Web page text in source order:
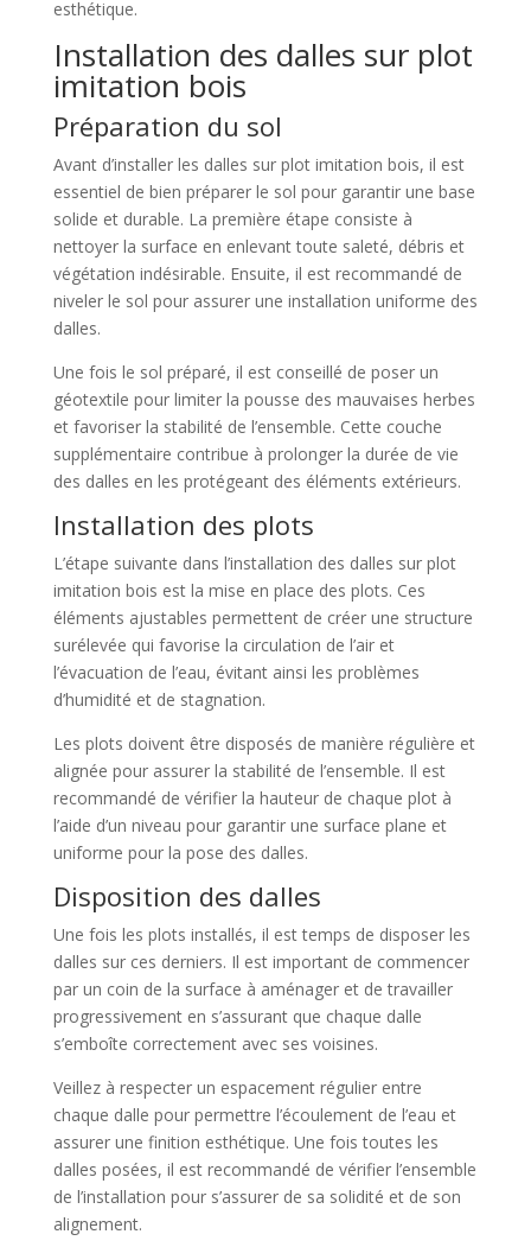
esthétique.
Installation des dalles sur plot
imitation bois
Préparation du sol
Avant d’installer les dalles sur plot imitation bois, il est
essentiel de bien préparer le sol pour garantir une base
solide et durable. La première étape consiste à
nettoyer la surface en enlevant toute saleté, débris et
végétation indésirable. Ensuite, il est recommandé de
niveler le sol pour assurer une installation uniforme des
dalles.
Une fois le sol préparé, il est conseillé de poser un
géotextile pour limiter la pousse des mauvaises herbes
et favoriser la stabilité de l’ensemble. Cette couche
supplémentaire contribue à prolonger la durée de vie
des dalles en les protégeant des éléments extérieurs.
Installation des plots
L’étape suivante dans l’installation des dalles sur plot
imitation bois est la mise en place des plots. Ces
éléments ajustables permettent de créer une structure
surélevée qui favorise la circulation de l’air et
l’évacuation de l’eau, évitant ainsi les problèmes
d’humidité et de stagnation.
Les plots doivent être disposés de manière régulière et
alignée pour assurer la stabilité de l’ensemble. Il est
recommandé de vérifier la hauteur de chaque plot à
l’aide d’un niveau pour garantir une surface plane et
uniforme pour la pose des dalles.
Disposition des dalles
Une fois les plots installés, il est temps de disposer les
dalles sur ces derniers. Il est important de commencer
par un coin de la surface à aménager et de travailler
progressivement en s’assurant que chaque dalle
s’emboîte correctement avec ses voisines.
Veillez à respecter un espacement régulier entre
chaque dalle pour permettre l’écoulement de l’eau et
assurer une finition esthétique. Une fois toutes les
dalles posées, il est recommandé de vérifier l’ensemble
de l’installation pour s’assurer de sa solidité et de son
alignement.